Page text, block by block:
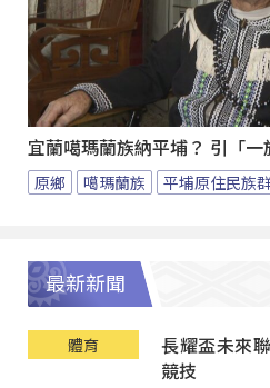
宜蘭噶瑪蘭族納平埔？ 引「一
原鄉 噶瑪蘭族 平埔原住民族
最新新聞
體育
長耀盃未來
競技